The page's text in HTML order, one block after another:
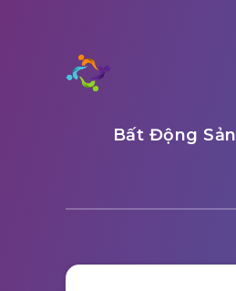
Bất Động Sản